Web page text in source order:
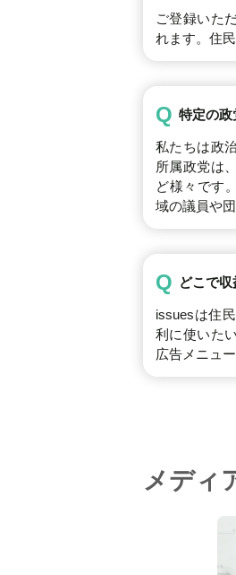
ご登録いた
れます。住
Q 特定の政
私たちは政
所属政党は
ど様々です
域の議員や
Q どこで
issuesは住
利に使いた
広告メニュ
メディ